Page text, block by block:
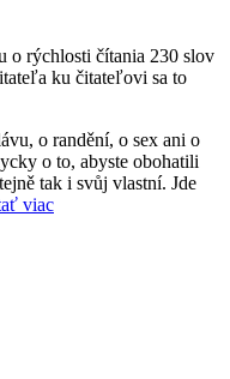
o rýchlosti čítania 230 slov
ku čitateľovi sa to
o randění, o sex ani o
o to, abyste obohatili
tak i svůj vlastní. Jde
viac